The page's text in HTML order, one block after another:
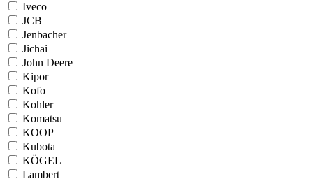
Iveco
JCB
Jenbacher
Jichai
John Deere
Kipor
Kofo
Kohler
Komatsu
KOOP
Kubota
KÖGEL
Lambert